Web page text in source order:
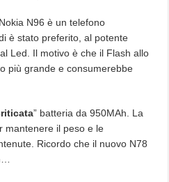
N96 è un telefono
è stato preferito, al potente
Led. Il motivo è che il Flash allo
più grande e consumerebbe
” batteria da 950MAh. La
mantenere il peso e le
Ricordo che il nuovo N78